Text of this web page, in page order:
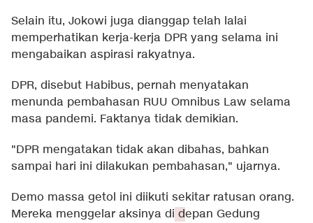
Selain itu, Jokowi juga dianggap telah lalai
memperhatikan kerja-kerja DPR yang selama ini
mengabaikan aspirasi rakyatnya.
DPR, disebut Habibus, pernah menyatakan
menunda pembahasan RUU Omnibus Law selama
masa pandemi. Faktanya tidak demikian.
"DPR mengatakan tidak akan dibahas, bahkan
sampai hari ini dilakukan pembahasan," ujarnya.
Demo massa getol ini diikuti sekitar ratusan orang.
Mereka menggelar aksinya di depan Gedung